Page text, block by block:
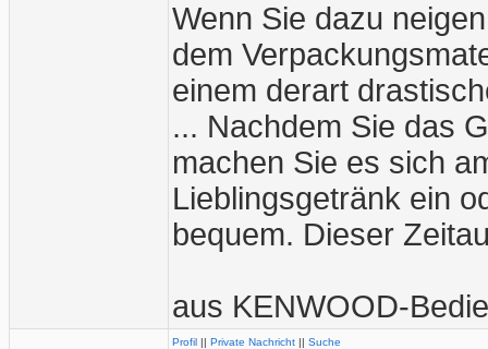
Wenn Sie dazu
dem
einem derart
... Nachdem Sie das
machen Sie es sich
Lieblingsgetränk ein
bequem. Dieser
aus KENWOOD-
Profil || Private Nachricht || Suche